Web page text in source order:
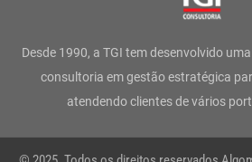
g
r
a
m
o
o
k
-
e
r
d
i
n
Desde 1990, a TGI tem desenvolvido
consultoria em gestão estratégica
atendendo clientes de vários